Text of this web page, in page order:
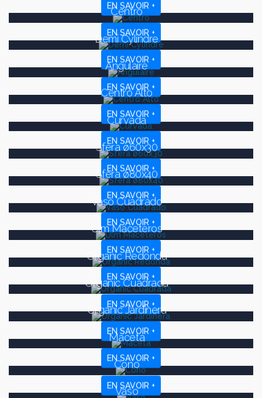
EN SAVOIR +
EN SAVOIR +
Centro
EN SAVOIR +
Demi Cylindre
EN SAVOIR +
Angulaire
EN SAVOIR +
Centro Alto
EN SAVOIR +
Curvada
EN SAVOIR +
Sfera ø60x30
EN SAVOIR +
Sfera ø80x40
EN SAVOIR +
Vaso Cuadrado
EN SAVOIR +
Ulm Maceteros
EN SAVOIR +
Organic Redonda
EN SAVOIR +
Organic Cuadrada
EN SAVOIR +
Organic Jardinera
EN SAVOIR +
Maceta
EN SAVOIR +
Cono
Vaso